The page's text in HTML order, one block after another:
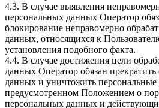
4.3. В случае выявления
персональных данных Оператор
блокирование неправомерно
данных, относящихся к
установления подобного факта.
4.4. В случае достижения цели
данных Оператор обязан
данных и уничтожить персональные
предусмотренном Положением о
персональных данных и